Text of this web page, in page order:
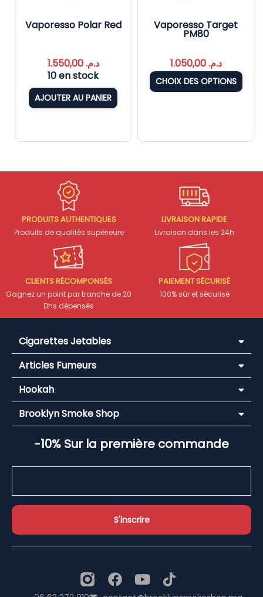
Vaporesso Polar Red
د.م.1.550,00
10 en stock
AJOUTER AU PANIER
Vaporesso Target
PM80
د.م.1.050,00
CHOIX DES OPTIONS
PRODUITS AUTHENTIQUES
Produits de qualités supérieure
LIVRAISON RAPIDE
Livraison dans les 24h
CLIENTS RÉCOMPONSÉS
Gagnez un point par tranche de 20
Dhs dépensés
PAIEMENT SÉCURISÉ
100% sûr et sécurisé
Cigarettes Jetables
Articles Fumeurs
Hookah
Brooklyn Smoke Shop
-10% Sur la première commande